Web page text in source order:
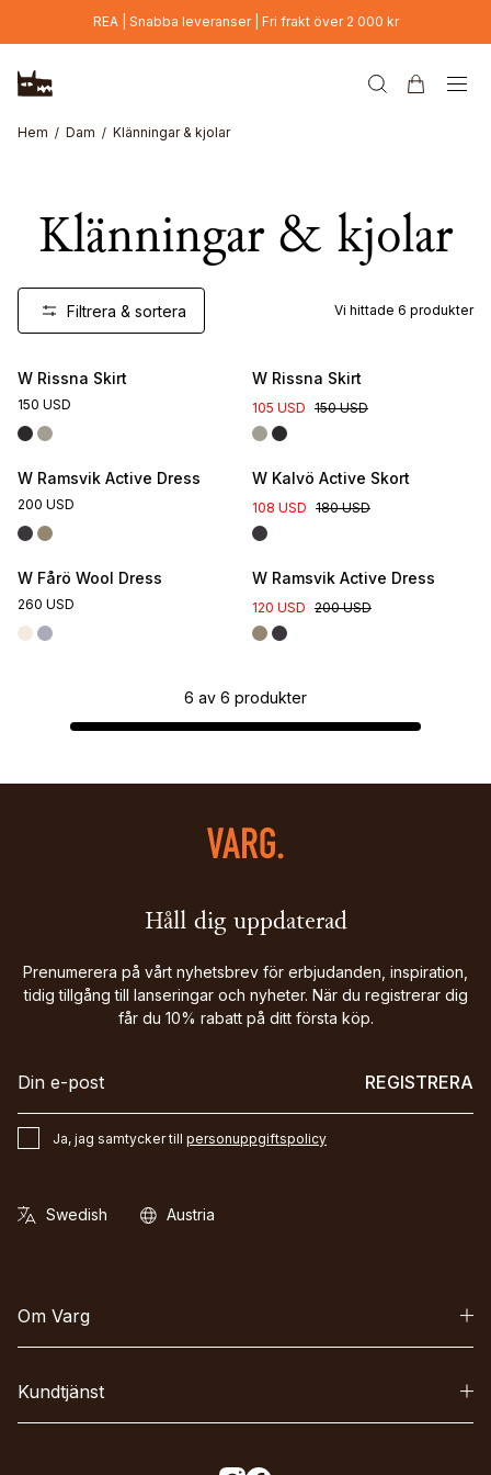
Hoppa till huvudinnehållREA | Snabba leveranser | Fri frakt över 2 000 kr
Hem Dam Klänningar & kjolar
Klänningar & kjolar
Filtrera & sortera Vi hittade 6 produkter
W Rissna Skirt
150 USD
W Rissna Skirt
105 USD 150 USD
W Ramsvik Active Dress
200 USD
W Kalvö Active Skort
108 USD 180 USD
W Fårö Wool Dress
260 USD
W Ramsvik Active Dress
120 USD 200 USD
6 av 6 produkter
Håll dig uppdaterad
Prenumerera på vårt nyhetsbrev för erbjudanden, inspiration,
tidig tillgång till lanseringar och nyheter. När du registrerar dig
får du 10% rabatt på ditt första köp.
REGISTRERA
Ja, jag samtycker till personuppgiftspolicy
Om Varg
Kundtjänst